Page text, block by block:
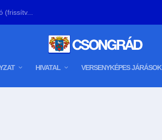
(frissítv...
HIVATAL VERSENYKÉPES JÁRÁSOK